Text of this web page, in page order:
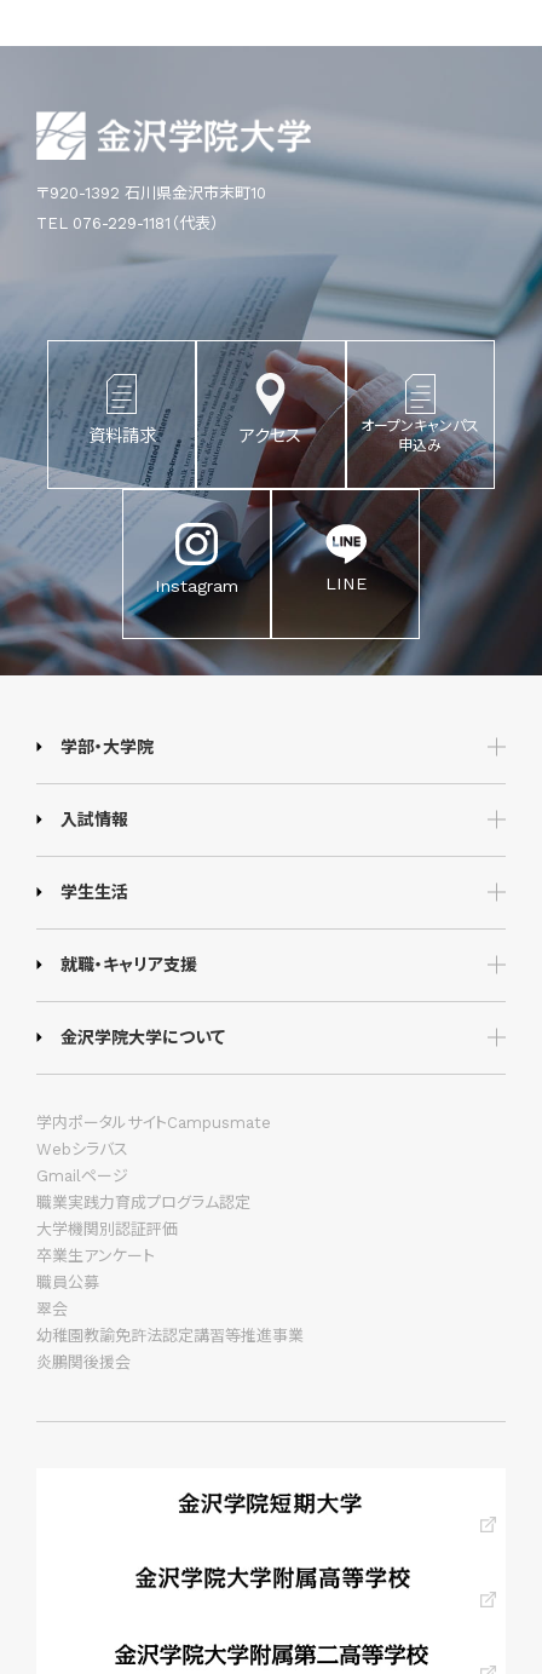
〒920-1392 石川県金沢市末町10
TEL 076-229-1181（代表）
資料請求 アクセス
オープンキャンパス
申込み
Instagram LINE
学部・大学院
入試情報
学生生活
就職・キャリア支援
金沢学院大学について
学内ポータルサイトCampusmate
Webシラバス
Gmailページ
職業実践力育成プログラム認定
大学機関別認証評価
卒業生アンケート
職員公募
翠会
幼稚園教諭免許法認定講習等推進事業
炎鵬関後援会